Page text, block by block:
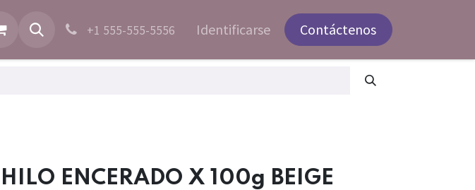
+1 555-555-5556 Identificarse Contáctenos
HILO ENCERADO X 100g BEIGE